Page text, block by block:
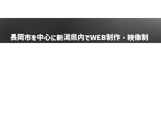
長岡市を中心に新潟県内でWEB制作・映像制